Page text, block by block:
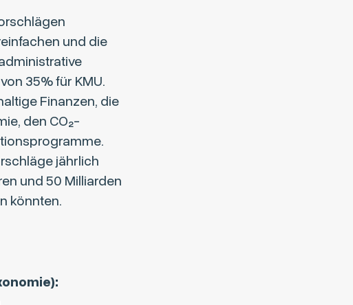
und die
35% für KMU.
Finanzen, die
den CO₂-
jährlich
und 50 Milliarden
könnten.